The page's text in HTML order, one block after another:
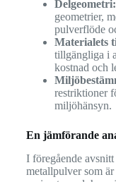
Delgeometri:
geometrier,
pulverflöde
Materialets
tillgängliga i
kostnad och
restriktioner
miljöhänsyn.
En jämförande
I föregående avsnitt
metallpulver som